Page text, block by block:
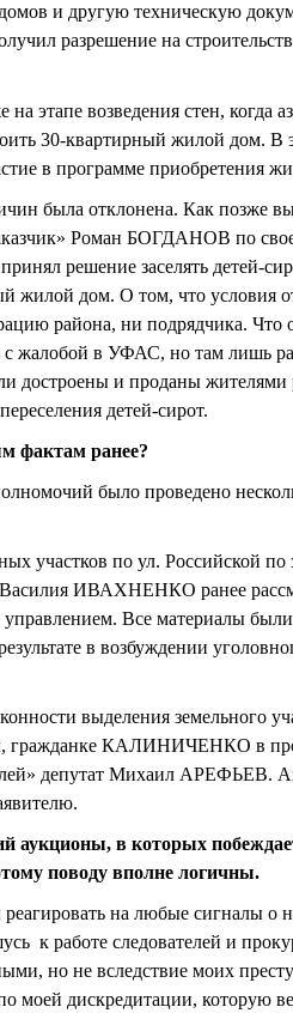
домов и другую техническую
разрешение на
этапе возведения стен, когда
30-квартирный жилой дом. В
в программе приобретения
была отклонена. Как позже
Роман БОГДАНОВ по
решение заселять детей-
жилой дом. О том, что условия
района, ни подрядчика. Что
жалобой в УФАС, но там лишь
достроены и проданы
детей-сирот.
фактам ранее?
было проведено
участков по ул. Российской по
ИВАХНЕНКО ранее
Все материалы
в возбуждении
выделения земельного
гражданке КАЛИНИЧЕНКО в
депутат Михаил АРЕФЬЕВ.
аукционы, в которых
поводу вполне логичны.
на любые сигналы о
к работе следователей и
но не вследствие моих
моей дискредитации, которую